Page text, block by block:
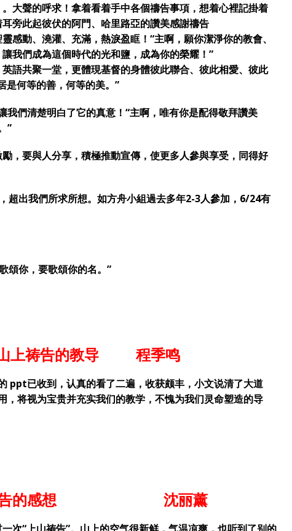
大聲的呼求！拿着看着手中各個禱告事項，想着心裡記掛着
旁此起彼伏的阿門、哈里路亞的讚美感謝禱告
感動、澆灌、充滿，熱淚盈眶！“主啊，願你潔淨你的教會、
我們成為這個時代的光和鹽，成為你的榮耀！”
語共聚一堂，更體現基督的身體彼此聯合、彼此相愛、彼此
是何等的善，何等的美。”
我們清楚明白了它的真意！“主啊，唯有你是配得敬拜讚美
”
，要與人分享，積極推動宣傳，使更多人參與享受，同得好
超出我們所求所想。如方舟小組過去多年2-3人參加， 6/24有
頌你，要歌頌你的名。”
上祷告的教导 程季鸣
ppt已收到，认真的看了二遍，收获颇丰，小文说清了大道
，将视为宝贵并充实我们的教学，不愧为我们灵命塑造的导
的感想 沈丽薰
次“上山祷告”。山上的空气很新鲜，气温凉爽，也听到了别的